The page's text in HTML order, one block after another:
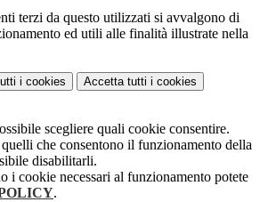
terzi da questo utilizzati si avvalgono di
ed utili alle finalità illustrate nella
i cookies Accetta tutti i cookies
scegliere quali cookie consentire.
che consentono il funzionamento della
disabilitarli.
i cookie necessari al funzionamento potete
.